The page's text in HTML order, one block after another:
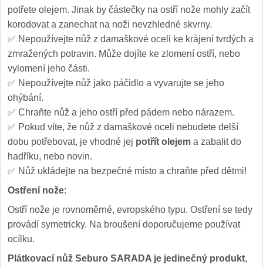
potřete olejem. Jinak by částečky na ostří nože mohly začít
korodovat a zanechat na noži nevzhledné skvrny.
✅ Nepoužívejte nůž z damaškové oceli ke krájení tvrdých a
zmražených potravin. Může dojíte ke zlomení ostří, nebo
vylomení jeho části.
✅ Nepoužívejte nůž jako páčidlo a vyvarujte se jeho
ohýbání.
✅ Chraňte nůž a jeho ostří před pádem nebo nárazem.
✅ Pokud víte, že nůž z damaškové oceli nebudete delší
dobu potřebovat, je vhodné jej potřít olejem a zabalit do
hadříku, nebo novin.
✅ Nůž ukládejte na bezpečné místo a chraňte před dětmi!
Ostření nože:
Ostří nože je rovnoměrné, evropského typu. Ostření se tedy
provádí symetricky. Na broušení doporučujeme používat
ocílku.
Plátkovací nůž Seburo SARADA je jedinečný produkt,